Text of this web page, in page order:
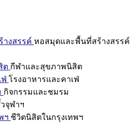
งสรรค์ หอสมุดและพื้นที่สร้างสรรค์
ต กีฬาและสุขภาพนิสิต
โรงอาหารและคาเฟ่
กิจกรรมและชมรม
จุฬาฯ
ฯ ชีวิตนิสิตในกรุงเทพฯ